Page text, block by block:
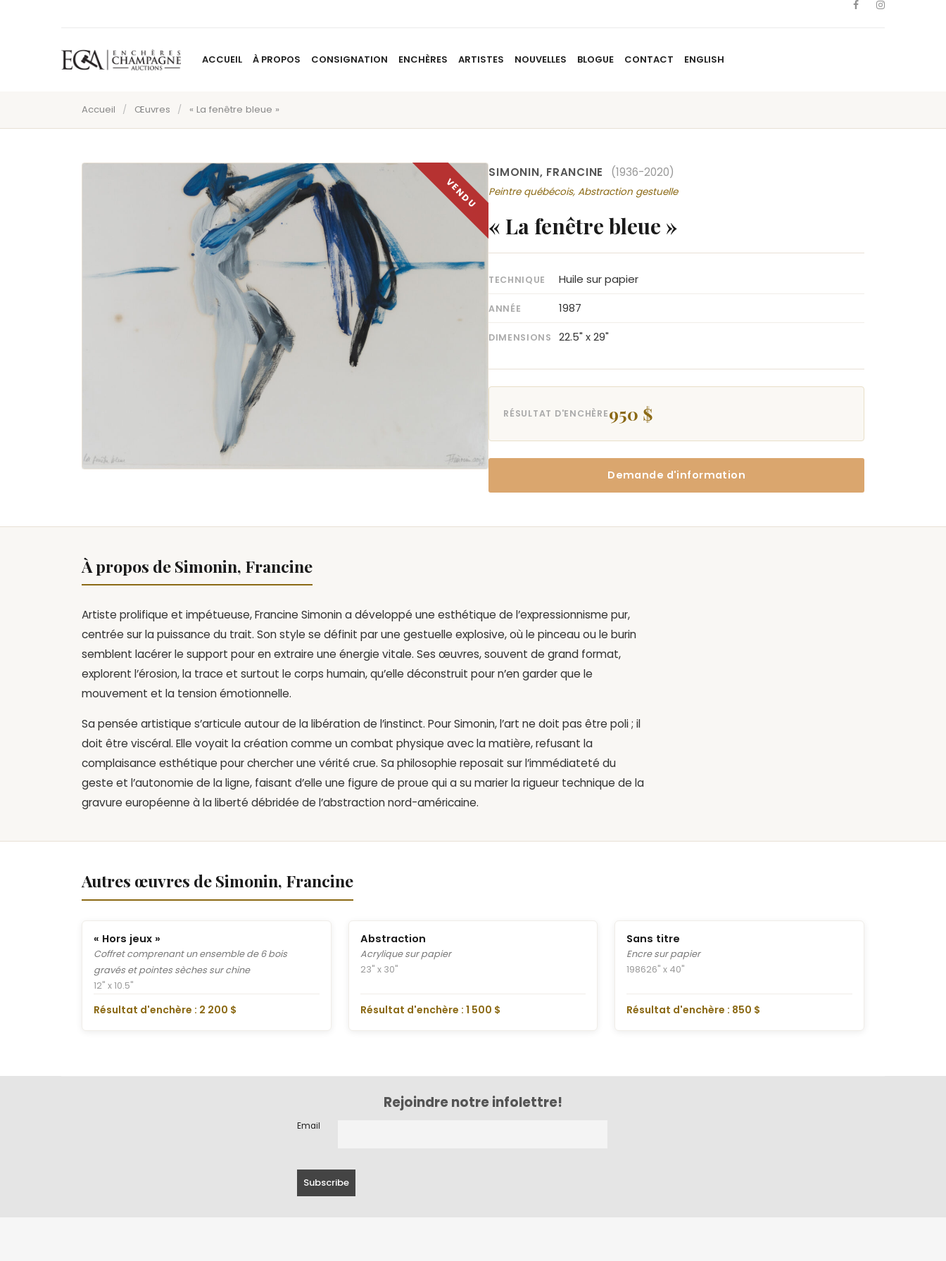
ACCUEIL À PROPOS CONSIGNATION ENCHÈRES ARTISTES NOUVELLES BLOGUE CONTACT ENGLISH
Accueil / Œuvres / « La fenêtre bleue »
SIMONIN, FRANCINE (1936-2020)
Peintre québécois, Abstraction gestuelle
« La fenêtre bleue »
TECHNIQUE Huile sur papier
ANNÉE 1987
DIMENSIONS 22.5" x 29"
RÉSULTAT D'ENCHÈRE950 $
Demande d'information
À propos de Simonin, Francine
Artiste prolifique et impétueuse,Francine Simonin a développé une esthétique de l’expressionnisme pur,
centrée sur la puissance du trait. Son style se définit par une gestuelle explosive,où le pinceau ou le burin
semblent lacérer le support pour en extraire une énergie vitale. Ses œuvres,souvent de grand format,
explorent l’érosion,la trace et surtout le corps humain,qu’elle déconstruit pour n’en garder que le
mouvement et la tension émotionnelle.
Sa pensée artistique s’articule autour de lalibération de l’instinct. Pour Simonin,l’art ne doit pas être poli ; il
doit être viscéral. Elle voyait la création comme un combat physique avec la matière,refusant la
complaisance esthétique pour chercher une vérité crue. Sa philosophie reposait sur l’immédiateté du
geste et l’autonomie de la ligne, faisant d’elle une figure de proue qui a su marier la rigueur technique de la
gravure européenne à la liberté débridée de l’abstraction nord-américaine.
Autres œuvres de Simonin, Francine
« Hors jeux »
Coffret comprenant un ensemble de 6 bois
gravés et pointes sèches sur chine
12" x 10.5"
Résultat d'enchère : 2 200 $
Abstraction
Acrylique sur papier
23" x 30"
Résultat d'enchère : 1 500 $
Sans titre
Encre sur papier
198626" x 40"
Résultat d'enchère : 850 $
Rejoindre notre infolettre!
Email